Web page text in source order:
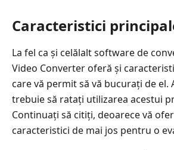
Caracteristici
La fel ca și celălalt software de
Video Converter oferă și
care vă permit să vă bucurați de el.
trebuie să ratați utilizarea acestui
Continuați să citiți, deoarece vă
caracteristici de mai jos pentru o